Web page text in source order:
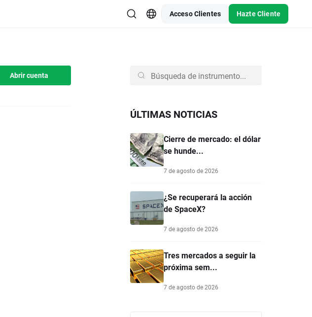
Acceso Clientes Hazte Cliente
Abrir cuenta
ÚLTIMAS NOTICIAS
Cierre de mercado: el dólar
se hunde...
7 de agosto de 2026
¿Se recuperará la acción
de SpaceX?
7 de agosto de 2026
Tres mercados a seguir la
próxima sem...
7 de agosto de 2026